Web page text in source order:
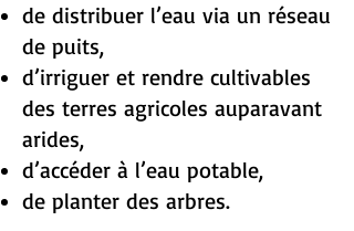
de distribuer l’eau via un réseau
de puits,
d’irriguer et rendre cultivables
des terres agricoles auparavant
arides,
d’accéder à l’eau potable,
de planter des arbres.